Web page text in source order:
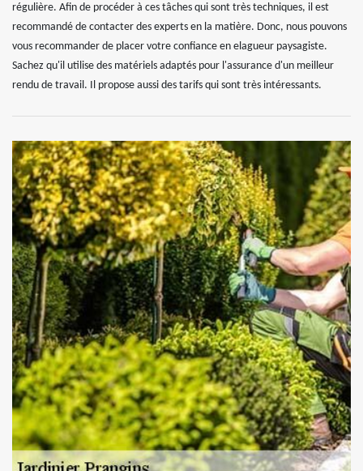
régulière. Afin de procéder à ces tâches qui sont très techniques, il est
recommandé de contacter des experts en la matière. Donc, nous pouvons
vous recommander de placer votre confiance en elagueur paysagiste.
Sachez qu'il utilise des matériels adaptés pour l'assurance d'un meilleur
rendu de travail. Il propose aussi des tarifs qui sont très intéressants.